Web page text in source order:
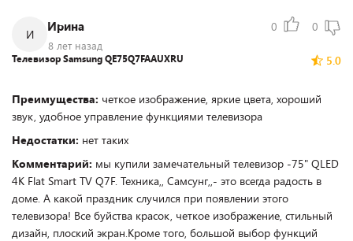
И
Ирина
8 лет назад
0 0
5.0
Телевизор Samsung QE75Q7FAAUXRU
Преимущества: четкое изображение, яркие цвета, хороший
звук, удобное управление функциями телевизора
Недостатки: нет таких
Комментарий: мы купили замечательный телевизор -75" QLED
4K Flat Smart TV Q7F. Техника,, Самсунг,,- это всегда радость в
доме. А какой праздник случился при появлении этого
телевизора! Все буйства красок, четкое изображение, стильный
дизайн, плоский экран.Кроме того, большой выбор функций